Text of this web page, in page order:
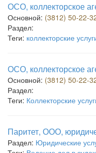
ОСО, коллекторское
Основной: (3812) 50-22-
Раздел:
Теги: коллекторские
ОСО, коллекторское
Основной: (3812) 50-22-
Раздел:
Теги: Коллекторские
Паритет, ООО,
Раздел: Юридические